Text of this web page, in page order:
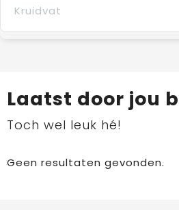
Kruidvat
Laatst door jou
Toch wel leuk hé!
Geen resultaten gevonden.